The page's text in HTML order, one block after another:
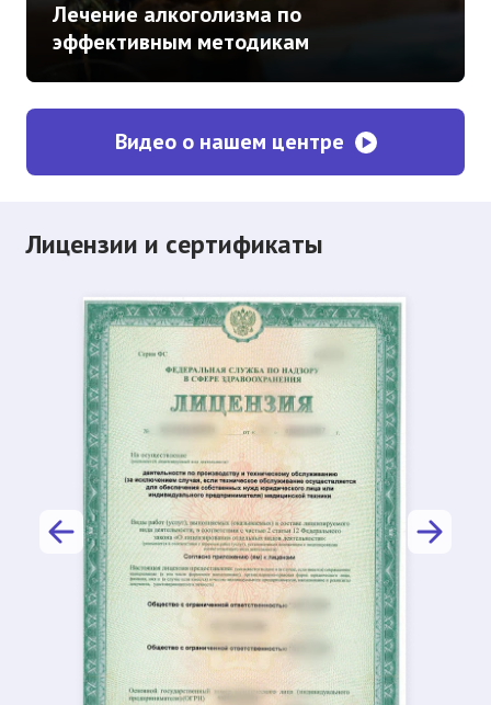
Лечение алкоголизма по
эффективным методикам
Видео о нашем центре
Лицензии и сертификаты